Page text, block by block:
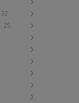
32
25